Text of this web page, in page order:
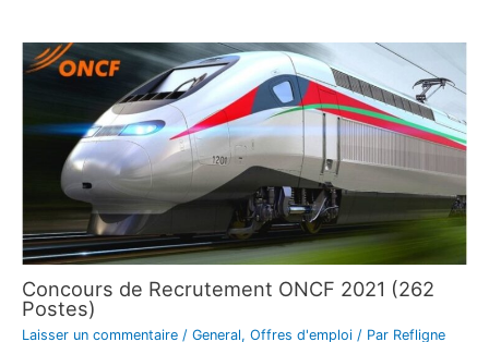
Concours de Recrutement ONCF 2021 (262
Postes)
Laisser un commentaire / General, Offres d'emploi / Par Refligne